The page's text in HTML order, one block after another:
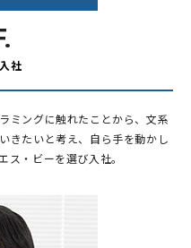
社
ミングに触れたことから、文系
きたいと考え、自ら手を動かし
ス・ビーを選び入社。